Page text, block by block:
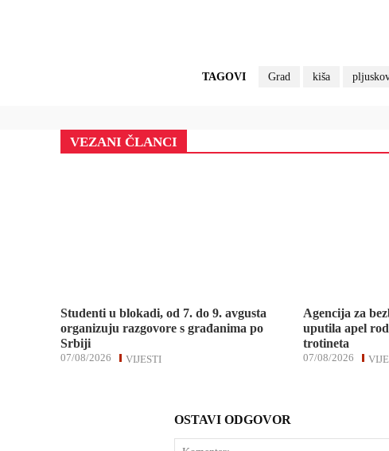
TAGOVI Grad kiša
VEZANI ČLANCI
Studenti u blokadi, od 7. do 9. avgusta
organizuju razgovore s građanima po
Srbiji
VIJESTI
07/08/2026
Agencija za
uputila apel
trotineta
07/08/2026
OSTAVI ODGOVOR